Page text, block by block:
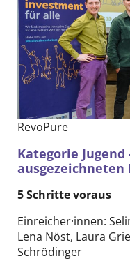
RevoPure
Kategorie Jugend
ausgezeichneten
5 Schritte voraus
Einreicher·innen:
Lena Nöst, Laura
Schrödinger